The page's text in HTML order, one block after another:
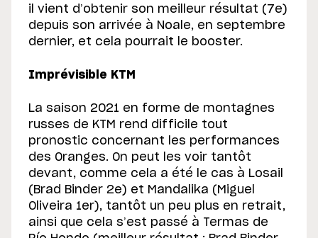
il vient d’obtenir son meilleur résultat (7e)
depuis son arrivée à Noale, en septembre
dernier, et cela pourrait le booster.
Imprévisible KTM
La saison 2021 en forme de montagnes
russes de KTM rend difficile tout
pronostic concernant les performances
des Oranges. On peut les voir tantôt
devant, comme cela a été le cas à Losail
(Brad Binder 2e) et Mandalika (Miguel
Oliveira 1er), tantôt un peu plus en retrait,
ainsi que cela s’est passé à Termas de